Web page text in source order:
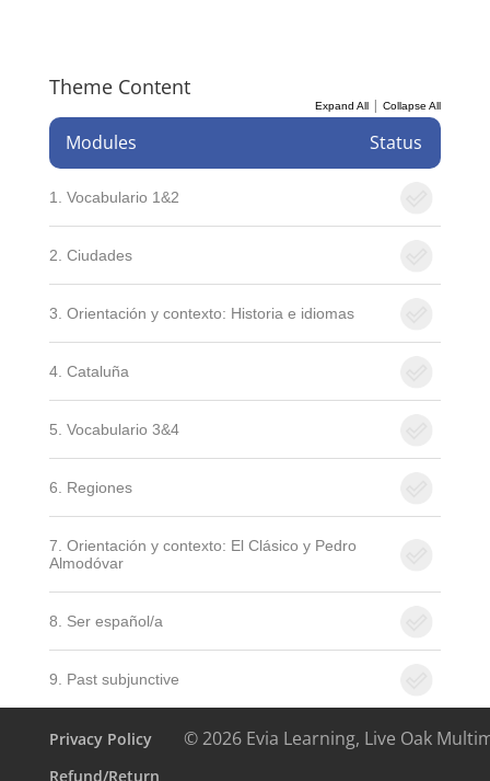
Theme Content
Expand All |Collapse All
Modules Status
1. Vocabulario 1&2
2. Ciudades
3. Orientación y contexto: Historia e idiomas
4. Cataluña
5. Vocabulario 3&4
6. Regiones
7. Orientación y contexto: El Clásico y Pedro
Almodóvar
8. Ser español/a
9. Past subjunctive
Privacy Policy
Refund/Return
© 2026 Evia Learning, Live Oak